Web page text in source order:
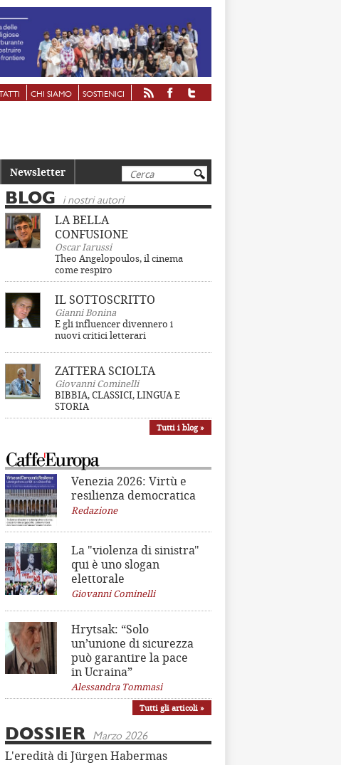
CHI SIAMO SOSTIENICI
Cerca
Newsletter
BLOG i nostri autori
LA BELLA
CONFUSIONE
Oscar Iarussi
Theo Angelopoulos, il cinema
come respiro
IL SOTTOSCRITTO
Gianni Bonina
E gli influencer divennero i
nuovi critici letterari
ZATTERA SCIOLTA
Giovanni Cominelli
BIBBIA, CLASSICI, LINGUA E
STORIA
Tutti i blog »
Venezia 2026: Virtù e
resilienza democratica
Redazione
La "violenza di sinistra"
qui è uno slogan
elettorale
Giovanni Cominelli
Hrytsak: “Solo
un’unione di sicurezza
può garantire la pace
in Ucraina”
Alessandra Tommasi
Tutti gli articoli »
DOSSIER Marzo 2026
L'eredità di Jürgen Habermas